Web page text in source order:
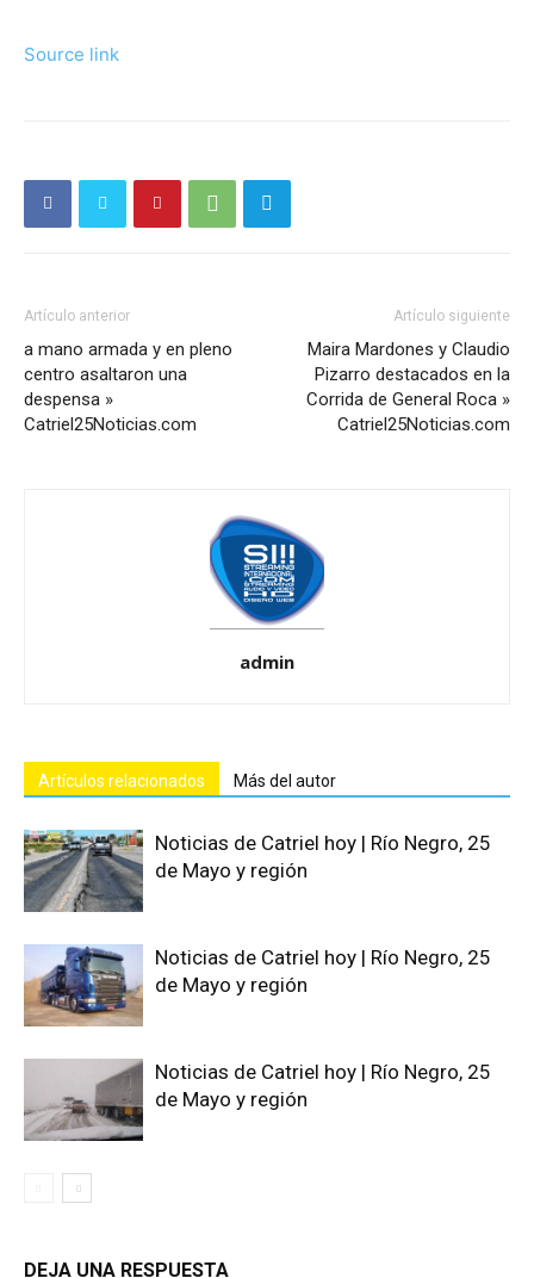
Source link
Artículo anterior
a mano armada y en pleno
centro asaltaron una
despensa »
Catriel25Noticias.com
Artículo siguiente
Maira Mardones y Claudio
Pizarro destacados en la
Corrida de General Roca »
Catriel25Noticias.com
admin
Artículos relacionados Más del autor
Noticias de Catriel hoy | Río Negro, 25
de Mayo y región
Noticias de Catriel hoy | Río Negro, 25
de Mayo y región
Noticias de Catriel hoy | Río Negro, 25
de Mayo y región
DEJA UNA RESPUESTA